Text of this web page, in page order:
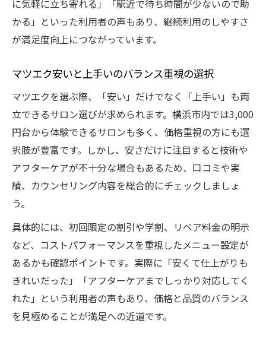
に気軽に立ち寄れる」「駅近で待ち時間が少ないので助
かる」といった利用者の声もあり、継続利用のしやすさ
が満足度向上につながっています。
マツエク安いと上手いのバランス重視の選択
マツエクを選ぶ際、「安い」だけでなく「上手い」も両
立できるサロン選びが求められます。横浜市内では3,000
円台から体験できるサロンも多く、価格重視の方にも選
択肢が豊富です。しかし、安さだけに注目すると技術や
アフターケアが不十分な場合もあるため、口コミや実
績、カウンセリング内容を総合的にチェックしましょ
う。
具体的には、初回限定の割引や学割、リペア料金の明示
など、コストパフォーマンスを重視したメニュー設定が
あるかも確認ポイントです。実際に「安くて仕上がりも
きれいだった」「アフターケアまでしっかり対応してく
れた」という利用者の声もあり、価格と品質のバランス
を見極めることが満足への近道です。